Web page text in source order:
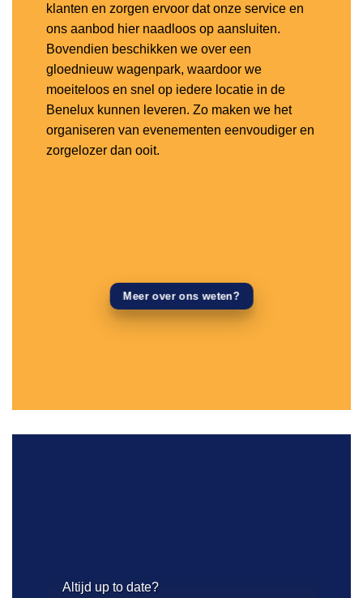
klanten en zorgen ervoor dat onze service en
ons aanbod hier naadloos op aansluiten.
Bovendien beschikken we over een
gloednieuw wagenpark, waardoor we
moeiteloos en snel op iedere locatie in de
Benelux kunnen leveren. Zo maken we het
organiseren van evenementen eenvoudiger en
zorgelozer dan ooit.
Meer over ons weten?
Altijd up to date?